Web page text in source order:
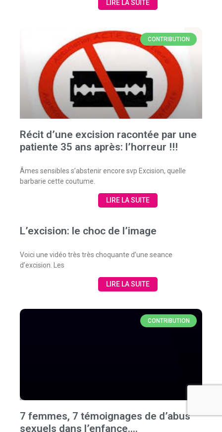
LIRE LA SUITE
CONTRIBUTION
Récit d’une excision racontée par une
patiente 35 ans après: l’horreur !!!
Âmes sensibles s’abstenir encore svp Excision, quelle
barbarie cette coutume.
LIRE LA SUITE
L’excision: le choc de l’image
Voici une vidéo très très choquante d’une seance
d’excision. Les
LIRE LA SUITE
CONTRIBUTION
7 femmes, 7 témoignages de d’abus
sexuels dans l’enfance….